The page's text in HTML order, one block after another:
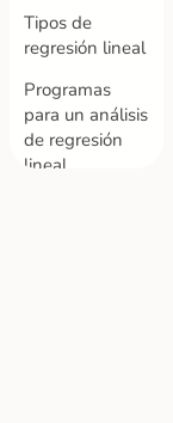
Tipos de
regresión lineal
Programas
para un análisis
de regresión
lineal